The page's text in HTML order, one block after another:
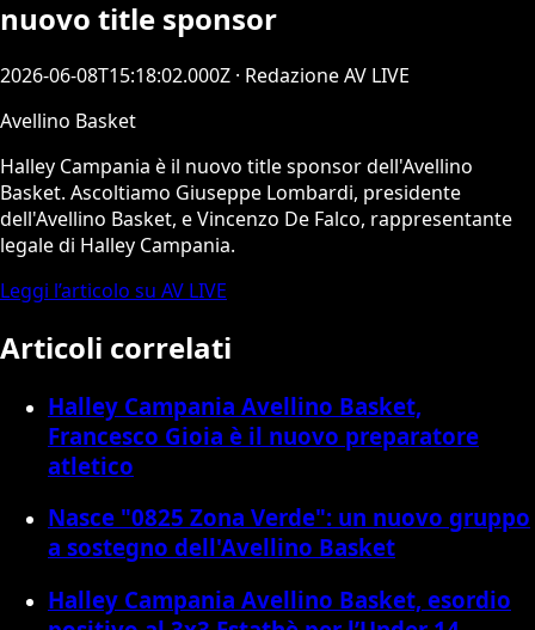
nuovo title sponsor
2026-06-08T15:18:02.000Z · Redazione AV LIVE
Avellino Basket
Halley Campania è il nuovo title sponsor dell'Avellino
Basket. Ascoltiamo Giuseppe Lombardi, presidente
dell'Avellino Basket, e Vincenzo De Falco, rappresentante
legale di Halley Campania.
Leggi l’articolo su AV LIVE
Articoli correlati
Halley Campania Avellino Basket,
Francesco Gioia è il nuovo preparatore
atletico
Nasce "0825 Zona Verde": un nuovo gruppo
a sostegno dell'Avellino Basket
Halley Campania Avellino Basket, esordio